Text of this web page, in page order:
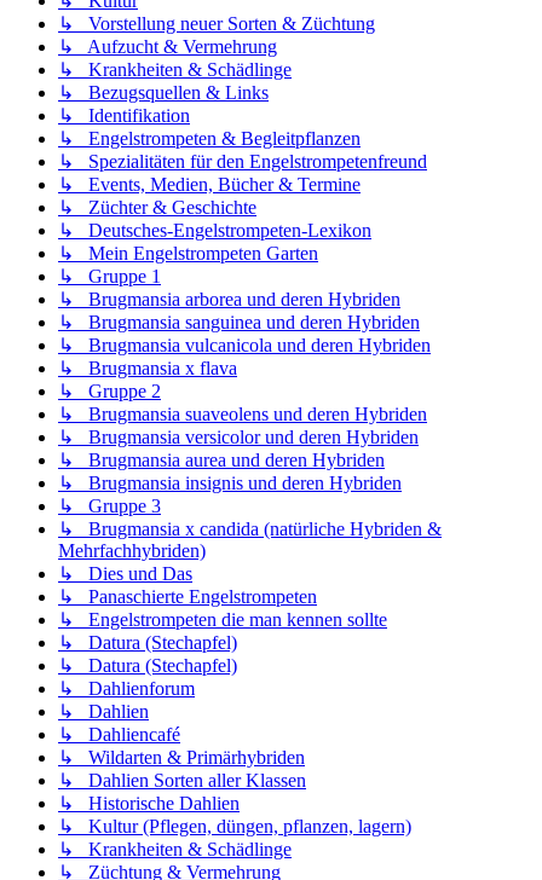
↳ Vorstellung neuer Sorten & Züchtung
↳ Aufzucht & Vermehrung
↳ Krankheiten & Schädlinge
↳ Bezugsquellen & Links
↳ Identifikation
↳ Engelstrompeten & Begleitpflanzen
↳ Spezialitäten für den Engelstrompetenfreund
↳ Events, Medien, Bücher & Termine
↳ Züchter & Geschichte
↳ Deutsches-Engelstrompeten-Lexikon
↳ Mein Engelstrompeten Garten
↳ Gruppe 1
↳ Brugmansia arborea und deren Hybriden
↳ Brugmansia sanguinea und deren Hybriden
↳ Brugmansia vulcanicola und deren Hybriden
↳ Brugmansia x flava
↳ Gruppe 2
↳ Brugmansia suaveolens und deren Hybriden
↳ Brugmansia versicolor und deren Hybriden
↳ Brugmansia aurea und deren Hybriden
↳ Brugmansia insignis und deren Hybriden
↳ Gruppe 3
↳ Brugmansia x candida (natürliche Hybriden &
Mehrfachhybriden)
↳ Dies und Das
↳ Panaschierte Engelstrompeten
↳ Engelstrompeten die man kennen sollte
↳ Datura (Stechapfel)
↳ Datura (Stechapfel)
↳ Dahlienforum
↳ Dahlien
↳ Dahliencafé
↳ Wildarten & Primärhybriden
↳ Dahlien Sorten aller Klassen
↳ Historische Dahlien
↳ Kultur (Pflegen, düngen, pflanzen, lagern)
↳ Krankheiten & Schädlinge
↳ Züchtung & Vermehrung